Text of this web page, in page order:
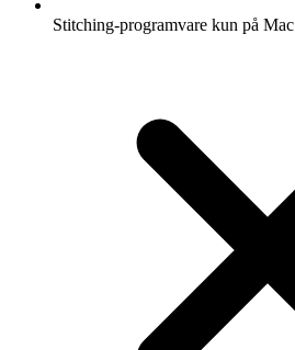
Stitching-programvare kun på Mac